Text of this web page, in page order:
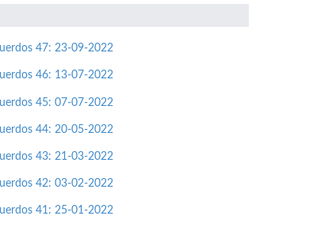
47: 23-09-2022
46: 13-07-2022
45: 07-07-2022
44: 20-05-2022
43: 21-03-2022
42: 03-02-2022
41: 25-01-2022